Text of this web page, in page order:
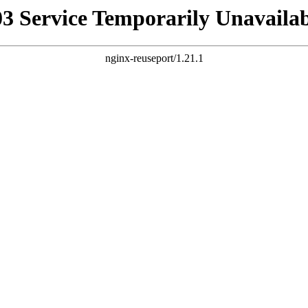
Service Temporarily
nginx-reuseport/1.21.1